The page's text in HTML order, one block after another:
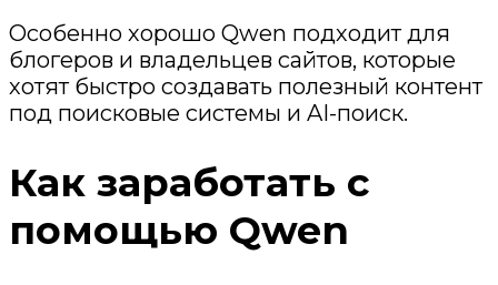
Особенно хорошо Qwen подходит для
блогеров и владельцев сайтов, которые
хотят быстро создавать полезный контент
под поисковые системы и AI-поиск.
Как заработать с
помощью Qwen